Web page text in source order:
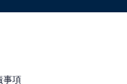
事項